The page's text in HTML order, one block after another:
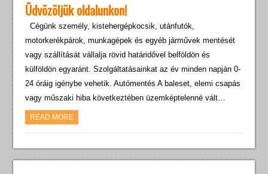
Üdvözöljük oldalunkon!
Cégünk személy, kistehergépkocsik, utánfutók,
motorkerékpárok, munkagépek és egyéb járművek mentését
vagy szállítását vállalja rövid határidővel belföldön és
külföldön egyaránt. Szolgáltatásainkat az év minden napján 0-
24 óráig igénybe vehetik. Autómentés A baleset, elemi csapás
vagy műszaki hiba következtében üzemképtelenné vált…
READ MORE